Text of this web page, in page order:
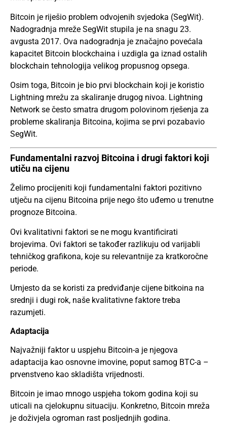
Bitcoin je riješio problem odvojenih svjedoka (SegWit).
Nadogradnja mreže SegWit stupila je na snagu 23.
avgusta 2017. Ova nadogradnja je značajno povećala
kapacitet Bitcoin blockchaina i uzdigla ga iznad ostalih
blockchain tehnologija velikog propusnog opsega.
Osim toga, Bitcoin je bio prvi blockchain koji je koristio
Lightning mrežu za skaliranje drugog nivoa. Lightning
Network se često smatra drugom polovinom rješenja za
probleme skaliranja Bitcoina, kojima se prvi pozabavio
SegWit.
Fundamentalni razvoj Bitcoina i drugi faktori koji
utiču na cijenu
Želimo procijeniti koji fundamentalni faktori pozitivno
utječu na cijenu Bitcoina prije nego što uđemo u trenutne
prognoze Bitcoina.
Ovi kvalitativni faktori se ne mogu kvantificirati
brojevima. Ovi faktori se također razlikuju od varijabli
tehničkog grafikona, koje su relevantnije za kratkoročne
periode.
Umjesto da se koristi za predviđanje cijene bitkoina na
srednji i dugi rok, naše kvalitativne faktore treba
razumjeti.
Adaptacija
Najvažniji faktor u uspjehu Bitcoin-a je njegova
adaptacija kao osnovne imovine, poput samog BTC-a –
prvenstveno kao skladišta vrijednosti.
Bitcoin je imao mnogo uspjeha tokom godina koji su
uticali na cjelokupnu situaciju. Konkretno, Bitcoin mreža
je doživjela ogroman rast posljednjih godina.